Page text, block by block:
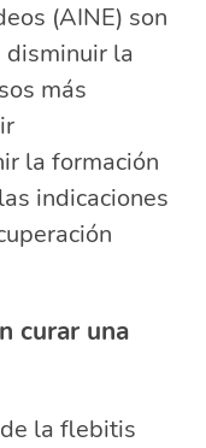
(AINE) son
disminuir la
más
la formación
indicaciones
curar una
la flebitis